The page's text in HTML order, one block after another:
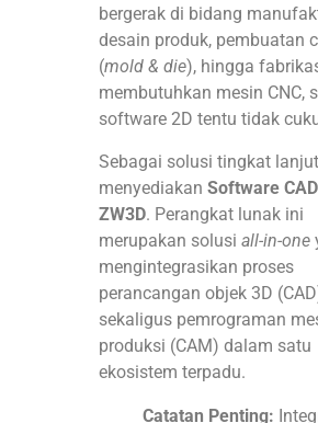
bergerak di bidang
desain produk, pembuatan
(mold & die), hingga
membutuhkan mesin CNC,
software 2D tentu tidak
Sebagai solusi tingkat
menyediakan Software
ZW3D. Perangkat lunak ini
merupakan solusi all-in-one
mengintegrasikan proses
perancangan objek 3D
sekaligus pemrograman
produksi (CAM) dalam satu
ekosistem terpadu.
Catatan Penting: